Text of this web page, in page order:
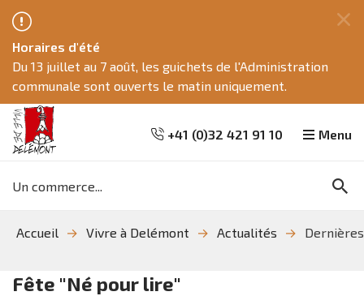
recherche
navigation
Horaires d'été
Du 13 juillet au 7 août, les guichets de l'Administration
communale sont ouverts le matin uniquement.
+41 (0)32 421 91 10
clés
Menu
Accueil Vivre à Delémont Actualités
Fête "Né pour lire"